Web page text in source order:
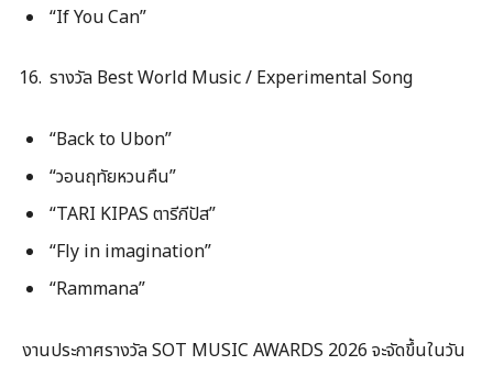
“If You Can”
รางวัล Best World Music / Experimental Song
“Back to Ubon”
“วอนฤทัยหวนคืน”
“TARI KIPAS ตารีกีปัส”
“Fly in imagination”
“Rammana”
งานประกาศรางวัล SOT MUSIC AWARDS 2026 จะจัดขึ้นในวัน